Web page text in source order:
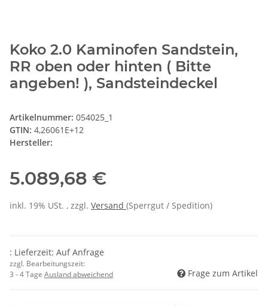
Koko 2.0 Kaminofen Sandstein,
RR oben oder hinten ( Bitte
angeben! ), Sandsteindeckel
Artikelnummer: 054025_1
GTIN: 4,26061E+12
Hersteller:
5.089,68 €
inkl. 19% USt. , zzgl. Versand (Sperrgut / Spedition)
: Lieferzeit: Auf Anfrage
zzgl. Bearbeitungszeit:
3 - 4 Tage Ausland abweichend Frage zum Artikel